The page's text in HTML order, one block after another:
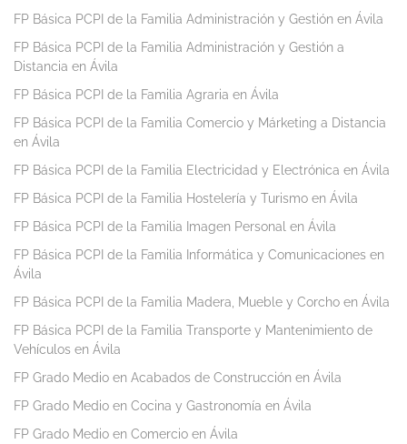
FP Básica PCPI de la Familia Administración y Gestión en Ávila
FP Básica PCPI de la Familia Administración y Gestión a
Distancia en Ávila
FP Básica PCPI de la Familia Agraria en Ávila
FP Básica PCPI de la Familia Comercio y Márketing a Distancia
en Ávila
FP Básica PCPI de la Familia Electricidad y Electrónica en Ávila
FP Básica PCPI de la Familia Hostelería y Turismo en Ávila
FP Básica PCPI de la Familia Imagen Personal en Ávila
FP Básica PCPI de la Familia Informática y Comunicaciones en
Ávila
FP Básica PCPI de la Familia Madera, Mueble y Corcho en Ávila
FP Básica PCPI de la Familia Transporte y Mantenimiento de
Vehículos en Ávila
FP Grado Medio en Acabados de Construcción en Ávila
FP Grado Medio en Cocina y Gastronomía en Ávila
FP Grado Medio en Comercio en Ávila